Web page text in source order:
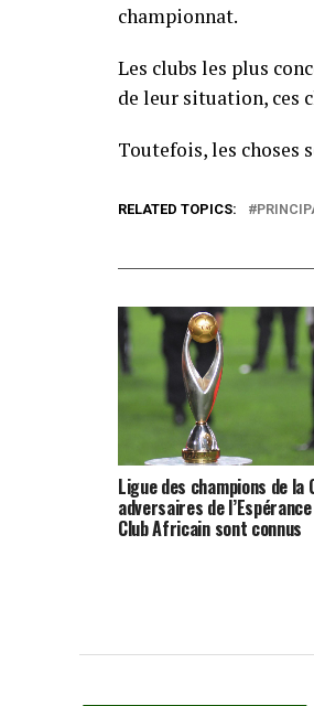
championnat.
Les clubs les plus
de leur situation, ces
Toutefois, les choses
RELATED TOPICS:
Ligue des champions de la
adversaires de
Club Africain sont connus